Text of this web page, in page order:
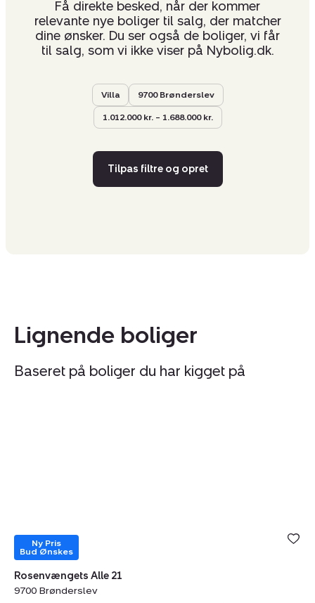
Få direkte besked, når der kommer
relevante nye boliger til salg, der matcher
dine ønsker. Du ser også de boliger, vi får
til salg, som vi ikke viser på Nybolig.dk.
Villa 9700 Brønderslev
1.012.000 kr. – 1.688.000 kr.
Tilpas filtre og opret
Lignende boliger
Baseret på boliger du har kigget på
Ny Pris
Bud Ønskes
Rosenvængets Alle 21
9700 Brønderslev